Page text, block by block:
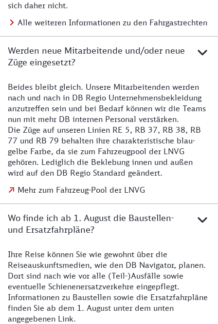
sich daher nicht.
Alle weiteren Informationen zu den Fahrgastrechten
Werden neue Mitarbeitende und/oder neue
Züge eingesetzt?
Details zu den Mitarbeitenden
Beides bleibt gleich. Unsere Mitarbeitenden werden
nach und nach in DB Regio Unternehmensbekleidung
anzutreffen sein und bei Bedarf können wir die Teams
nun mit mehr DB internen Personal verstärken.
Die Züge auf unseren Linien RE 5, RB 37, RB 38, RB
77 und RB 79 behalten ihre charakteristische blau-
gelbe Farbe, da sie zum Fahrzeugpool der LNVG
gehören. Lediglich die Beklebung innen und außen
wird auf den DB Regio Standard geändert.
Mehr zum Fahrzeug-Pool der LNVG
Wo finde ich ab 1. August die Baustellen-
und Ersatzfahrpläne?
Details zu Baustelle
Ihre Reise können Sie wie gewohnt über die
Reiseauskunftsmedien, wie den DB Navigator, planen.
Dort sind nach wie vor alle (Teil-)Ausfälle sowie
eventuelle Schienenersatzverkehre eingepflegt.
Informationen zu Baustellen sowie die Ersatzfahrpläne
finden Sie ab dem 1. August unter dem unten
angegebenen Link.